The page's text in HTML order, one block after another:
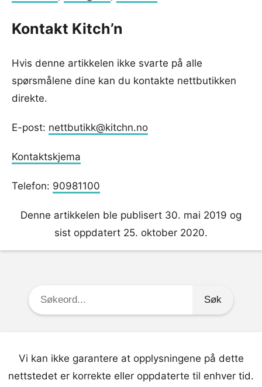
Kontakt Kitch’n
Hvis denne artikkelen ikke svarte på alle
spørsmålene dine kan du kontakte nettbutikken
direkte.
E-post: nettbutikk@kitchn.no
Kontaktskjema
Telefon: 90981100
Denne artikkelen ble publisert 30. mai 2019 og
sist oppdatert 25. oktober 2020.
Søkeord:
Vi kan ikke garantere at opplysningene på dette
nettstedet er korrekte eller oppdaterte til enhver tid.